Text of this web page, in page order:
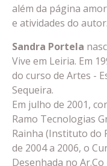
além da página
e atividades do autor.
Sandra Portela
Vive em Leiria. Em
do curso de Artes -
Sequeira.
Em julho de 2001,
Ramo Tecnologias
Rainha (Instituto do
de 2004 a 2006, o
Desenhada no